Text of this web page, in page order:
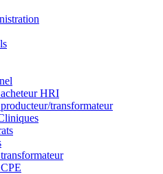
HRI
transformateur